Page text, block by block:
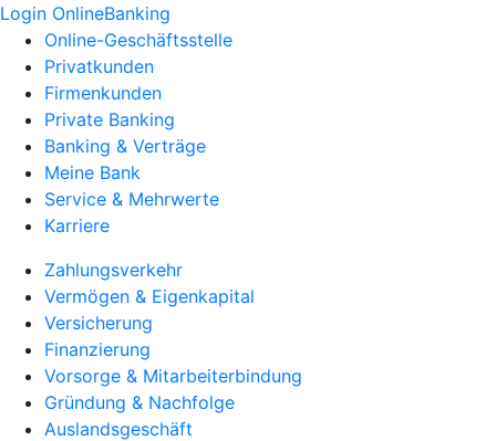
Login OnlineBanking
Online-Geschäftsstelle
Privatkunden
Firmenkunden
Private Banking
Banking & Verträge
Meine Bank
Service & Mehrwerte
Karriere
Zahlungsverkehr
Vermögen & Eigenkapital
Versicherung
Finanzierung
Vorsorge & Mitarbeiterbindung
Gründung & Nachfolge
Auslandsgeschäft